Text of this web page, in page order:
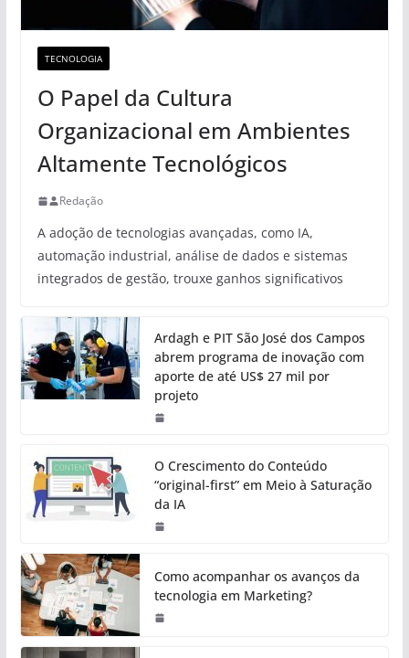
TECNOLOGIA
O Papel da Cultura
Organizacional em Ambientes
Altamente Tecnológicos
Redação
A adoção de tecnologias avançadas, como IA,
automação industrial, análise de dados e sistemas
integrados de gestão, trouxe ganhos significativos
Ardagh e PIT São José dos Campos
abrem programa de inovação com
aporte de até US$ 27 mil por
projeto
O Crescimento do Conteúdo
“original-first” em Meio à Saturação
da IA
Como acompanhar os avanços da
tecnologia em Marketing?